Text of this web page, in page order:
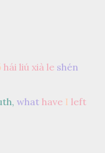
hái liú xià le shén
what have I left